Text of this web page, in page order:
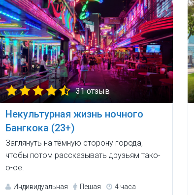
31 отзыв
Некультурная жизнь ночного
Бангкока (23+)
Заглянуть на тёмную сторону города,
чтобы потом рассказывать друзьям тако-
о-ое.
Индивидуальная Пешая 4 часа